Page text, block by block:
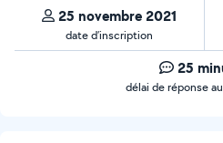
25 novembre 2021
date d’inscription
25
délai de réponse